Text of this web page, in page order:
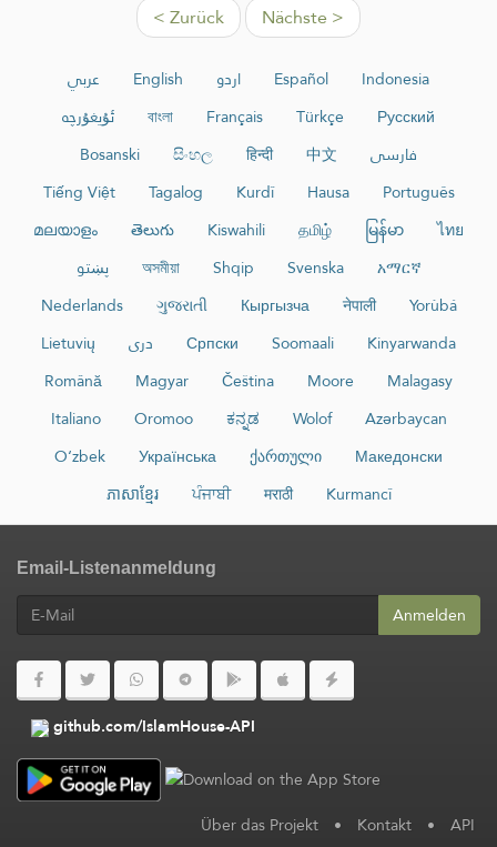
< Zurück Nächste >
عربي English اردو Español
Indonesia
ئۇيغۇرچە
বাংলা Français Türkçe
Русский
Bosanski
සිංහල हिन्दी 中文
فارسی
Tiếng Việt
Tagalog Kurdî Hausa
Português
മലയാളം
తెలుగు Kiswahili தமிழ் မြန်မာ
ไทย
پښتو
অসমীয়া Shqip Svenska
አማርኛ
Nederlands
ગુજરાતી Кыргызча नेपाली
Yorùbá
Lietuvių
دری Српски Soomaali
Kinyarwanda
Română
Magyar Čeština Moore
Malagasy
Italiano
Oromoo ಕನ್ನಡ Wolof
Azərbaycan
O‘zbek
Українська ქართული
Македонски
ភាសាខ្មែរ
ਪੰਜਾਬੀ मराठी Kurmancî
Email-Listenanmeldung
Anmelden
github.com/IslamHouse-API
Über das Projekt • Kontakt • API